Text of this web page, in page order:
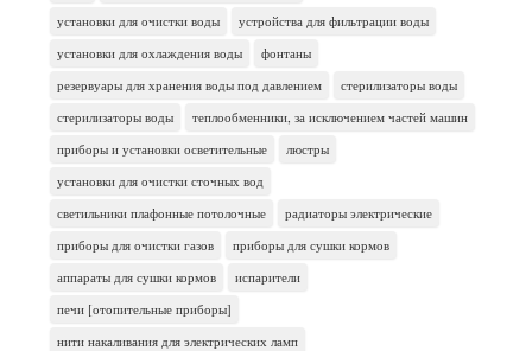
установки для очистки воды
устройства для фильтрации воды
установки для охлаждения воды
фонтаны
резервуары для хранения воды под давлением
стерилизаторы воды
стерилизаторы воды
теплообменники, за исключением частей машин
приборы и установки осветительные
люстры
установки для очистки сточных вод
светильники плафонные потолочные
радиаторы электрические
приборы для очистки газов
приборы для сушки кормов
аппараты для сушки кормов
испарители
печи [отопительные приборы]
нити накаливания для электрических ламп